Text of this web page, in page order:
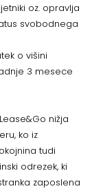
oz. opravlja
svobodnega
o višini
3 mesece
nižja
ko iz
tudi
odrezek, ki
zaposlena